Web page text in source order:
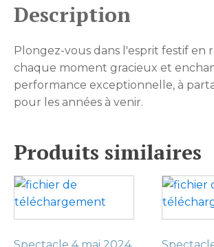
Description
Plongez-vous dans l'esprit festif en
chaque moment gracieux et
performance exceptionnelle, à
pour les années à venir.
Produits similaires